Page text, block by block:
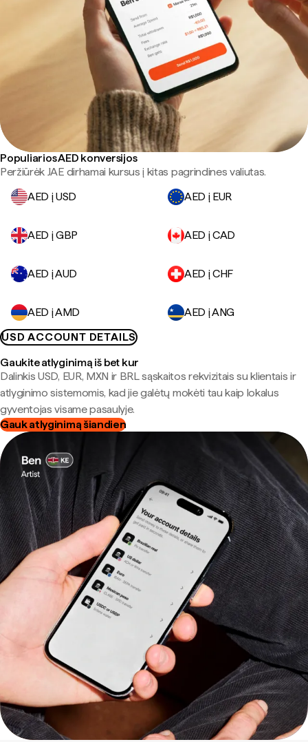
Populiarios AED konversijos
Peržiūrėk JAE dirhamai kursus į kitas pagrindines valiutas.
AED į USD
AED į EUR
AED į GBP AED į CAD
AED į AUD AED į CHF
AED į AMD
AED į ANG
USD ACCOUNT DETAILS
Gaukite atlyginimą iš bet kur
Dalinkis USD, EUR, MXN ir BRL sąskaitos rekvizitais su klientais ir
atlyginimo sistemomis, kad jie galėtų mokėti tau kaip lokalus
gyventojas visame pasaulyje.
Gauk atlyginimą šiandien